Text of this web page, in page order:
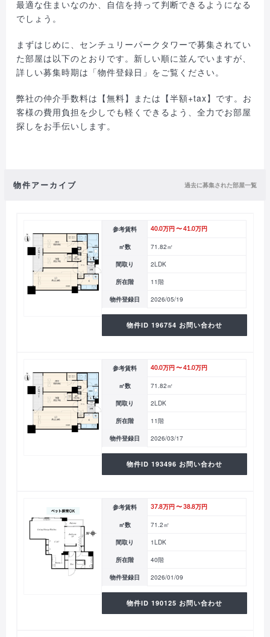
最適な住まいなのか、自信を持って判断できるようになる
でしょう。
まずはじめに、センチュリーパークタワーで募集されてい
た部屋は以下のとおりです。新しい順に並んでいますが、
詳しい募集時期は「物件登録日」をご覧ください。
弊社の仲介手数料は【無料】または【半額+tax】です。お
客様の費用負担を少しでも軽くできるよう、全力でお部屋
探しをお手伝いします。
物件アーカイブ 過去に募集された部屋一覧
参考賃料 40.0万円 〜 41.0万円
㎡数 71.82㎡
間取り 2LDK
所在階 11階
物件登録日 2026/05/19
物件ID 196754 お問い合わせ
参考賃料 40.0万円 〜 41.0万円
㎡数 71.82㎡
間取り 2LDK
所在階 11階
物件登録日 2026/03/17
物件ID 193496 お問い合わせ
参考賃料 37.8万円 〜 38.8万円
㎡数 71.2㎡
間取り 1LDK
所在階 40階
物件登録日 2026/01/09
物件ID 190125 お問い合わせ